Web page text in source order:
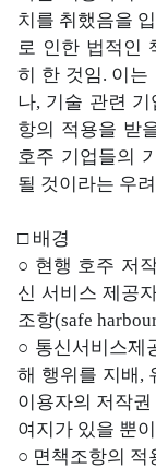
치를 취했음을
로 인한 법적인
히 한 것임. 이는
나, 기술 관련
항의 적용을 받
호주 기업들의
될 것이라는 우
□ 배경
○ 현행 호주 저
신 서비스 제공
조항(safe
○ 통신서비스제
해 행위를 지배,
이용자의 저작
여지가 있을 뿐
○ 면책조항의 적